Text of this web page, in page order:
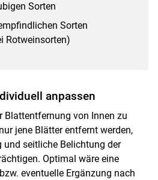
Sorten
Sorten
Rotweinsorten)
anpassen
Blattentfernung von Innen zu
jene Blätter entfernt werden,
seitliche Belichtung der
Optimal wäre eine
eventuelle Ergänzung nach